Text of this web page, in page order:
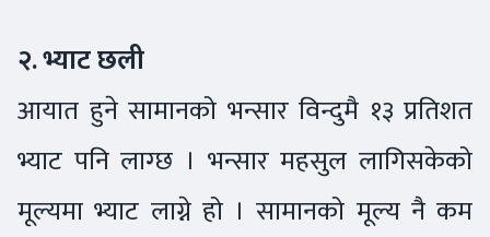
२. भ्याट छली
आयात हुने सामानको भन्सार विन्दुमै १३ प्रतिशत
भ्याट पनि लाग्छ । भन्सार महसुल लागिसकेको
मूल्यमा भ्याट लाग्ने हो । सामानको मूल्य नै कम